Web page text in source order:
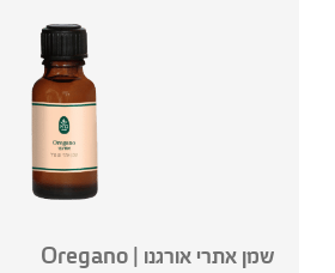
שמן אתרי אורגנו | Oregano